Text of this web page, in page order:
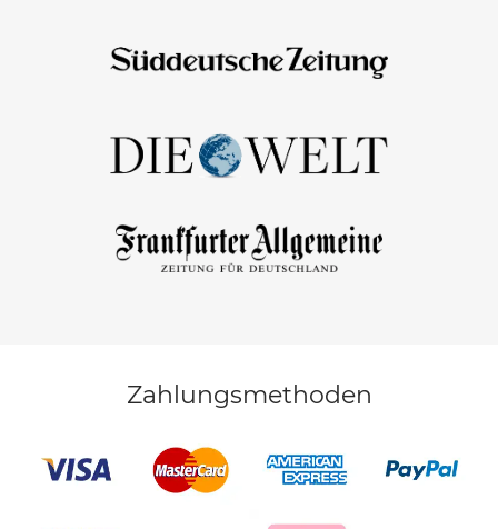
Zahlungsmethoden